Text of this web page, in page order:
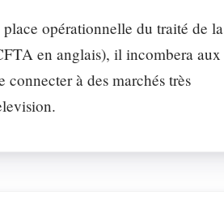
opérationnelle du traité de la
en anglais), il incombera aux
connecter à des marchés très